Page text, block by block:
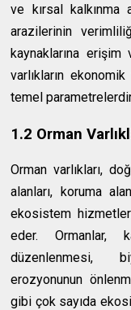
ve kırsal kalkınma
arazilerinin
kaynaklarına erişim
varlıkların
temel
1.2 Orman
Orman varlıkları,
alanları, koruma
ekosistem
eder. Ormanlar,
düzenlenmesi,
erozyonunun
gibi çok sayıda